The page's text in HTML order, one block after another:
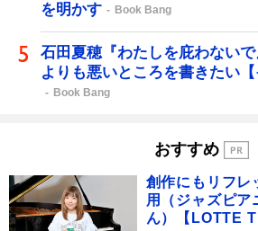
を明かす
Book Bang
石田夏穂『わたしを庇わない
よりも悪いところを書きたい【
Book Bang
おすすめ
創作にもリフレ
用（ジャズピ
ん）【LOTTE